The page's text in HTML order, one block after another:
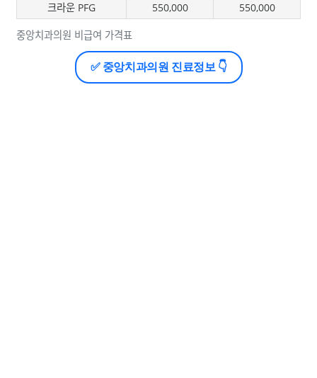
중앙치과의원 비급여 가격표
크라운 PFG
550,000 550,000
✅ 중앙치과의원 진료정보 👇